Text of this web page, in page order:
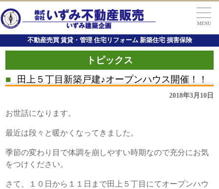
MENU
不動産売買 賃貸・管理 住宅リフォーム 新築住宅 損害保険
トピックス
■
田上５丁目新築戸建♪オープンハウス開催！！
2018年3月10日
お世話になります。
最近は段々と暖かくなってきました。
季節の変わり目で体調を崩しやすい時期なので充分にお気
をつけください。
さて、１０日から１１日まで田上５丁目にてオープンハウ